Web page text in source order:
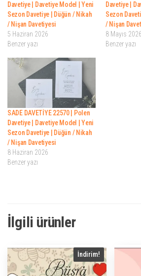
Davetiye | Davetiye Model | Yeni
Sezon Davetiye | Düğün / Nikah
/ Nişan Davetiyesi
5 Haziran 2026
Benzer yazı
Davetiye |
Sezon
/ Nişan
8 Mayıs 2026
Benzer yazı
SADE DAVETİYE 22570 | Polen
Davetiye | Davetiye Model | Yeni
Sezon Davetiye | Düğün / Nikah
/ Nişan Davetiyesi
8 Haziran 2026
Benzer yazı
İlgili ürünler
İndirim!